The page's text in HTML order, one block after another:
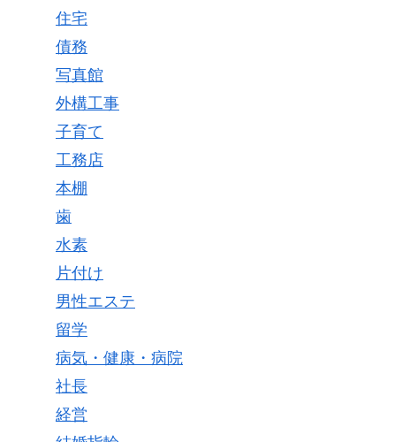
住宅
債務
写真館
外構工事
子育て
工務店
本棚
歯
水素
片付け
男性エステ
留学
病気・健康・病院
社長
経営